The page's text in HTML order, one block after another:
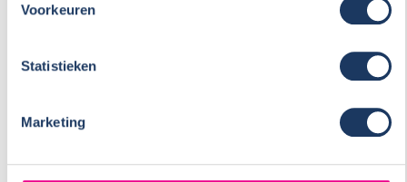
Voorkeuren
Statistieken
Marketing
Dakdragers Bekijken
Fietsendrager